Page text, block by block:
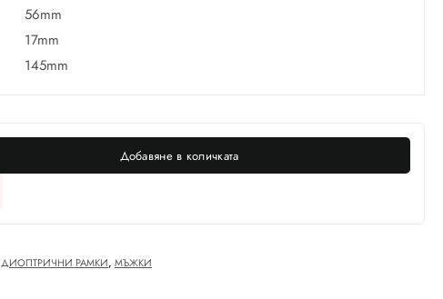
56mm
17mm
145mm
Добавяне в количката
ДИОПТРИЧНИ РАМКИ, МЪЖКИ